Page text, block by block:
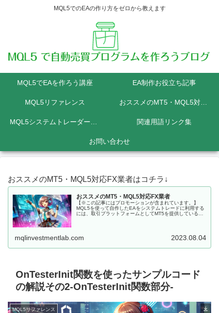
MQL5でのEAの作り方をゼロから教えます
MQL5でEAを作ろう講座 EA制作お役立ち記事
MQL5リファレンス おススメのMT5・MQL5対応FX業者
MQL5システムトレーダーの為のPython講座 関連用語リンク集
お問い合わせ
おススメのMT5・MQL5対応FX業者はコチラ↓
おススメのMT5・MQL5対応FX業者
【※この記事にはプロモーションが含まれています。】
MQL5を使って自作したEAをシステムトレードに利用する
には、取引プラットフォームとしてMT5を提供しているFX
mqlinvestmentlab.com 2023.08.04
OnTesterInit関数を使ったサンプルコード
の解説その2-OnTesterInit関数部分-
MQL5リファレンス